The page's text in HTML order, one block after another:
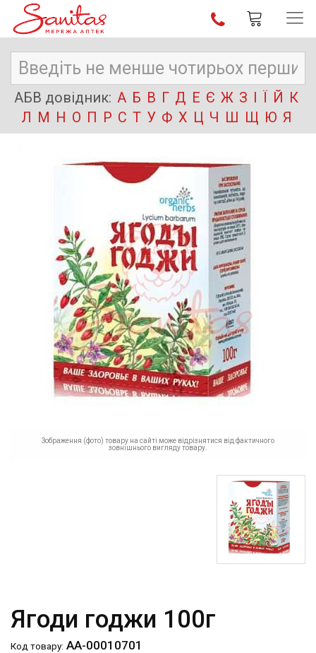
АБВ довідник: А Б В Г Д Е Є Ж З І Ї Й К
Л М Н О П Р С Т У Ф Х Ц Ч Ш Щ Ю Я
Зображення (фото) товару на сайті може відрізнятися від фактичного
зовнішнього вигляду товару.
Ягоди годжи 100г
Код товару: АА-00010701